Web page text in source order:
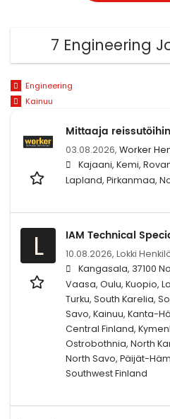
7 Engineering
Engineering
Kainuu
Mittaaja reissutöihin
03.08.2026, Worker
Kajaani, Kemi,
Lapland, Pirkanmaa,
L IAM Technical
10.08.2026, Lokki
Kangasala, 37100
Vaasa, Oulu, Kuopio,
Turku, South Karelia,
Savo, Kainuu, Kanta-
Central Finland,
Ostrobothnia, North
North Savo, Päijät-
Southwest Finland